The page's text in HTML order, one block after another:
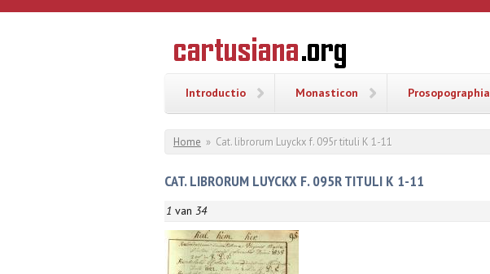
Overslaan en naar de inhoud gaan
CARTUSIANA
Geschiedenis
van de
Introductio Monasticon Prosopographia
U bent hier
Home » Cat. librorum Luyckx f. 095r tituli K 1-11
CAT. LIBRORUM LUYCKX F. 095R TITULI K 1-11
1 van 34